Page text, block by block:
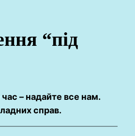
“під
– надайте все нам.
справ.